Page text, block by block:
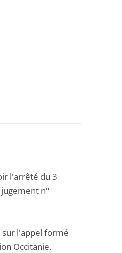
l'arrêté du 3
n°
sur l'appel formé
Occitanie.